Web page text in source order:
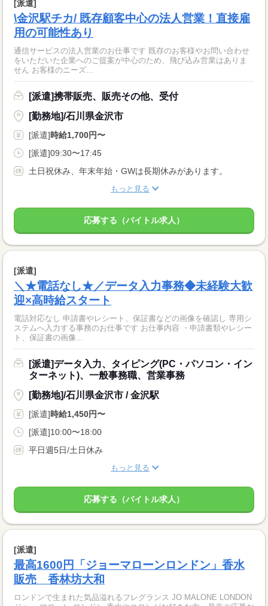
[派遣]
\金沢駅チカ/ 既存顧客中心の法人営業！直接雇
用の可能性あり
通信サービスの法人営業のお仕事です 既存のお客様やお問い合わせ
をいただいた企業へのご提案が中心のため、飛び込み営業はありま
せん お客様のニーズ...
[派遣]携帯販売、販売その他、受付
[勤務地]/石川県金沢市
[派遣]時給1,700円〜
[派遣]09:30〜17:45
土日祝休み、年末年始・GWは長期休みがあります。
もっと見る
応募する（バイトル求人）
[派遣]
＼★電話なし★／データ入力事務◆未経験大歓
迎×高時給スタート
電話対応なし 申請書やレシート、保証書などの画像を確認し 専用シ
ステムへ入力する事務のお仕事です お仕事内容 ・申請書類やレシー
ト、保証書の画像...
[派遣]データ入力、タイピング(PC・パソコン・イン
ターネット)、一般事務職、営業事務
[勤務地]/石川県金沢市 / 金沢駅
[派遣]時給1,450円〜
[派遣]10:00〜18:00
平日週5日/土日休み
もっと見る
応募する（バイトル求人）
[派遣]
最高1600円「ジョーマローンロンドン」香水
販売 香林坊大和
ロンドンで生まれた気品溢れるフレグランス JO MALONE LONDON